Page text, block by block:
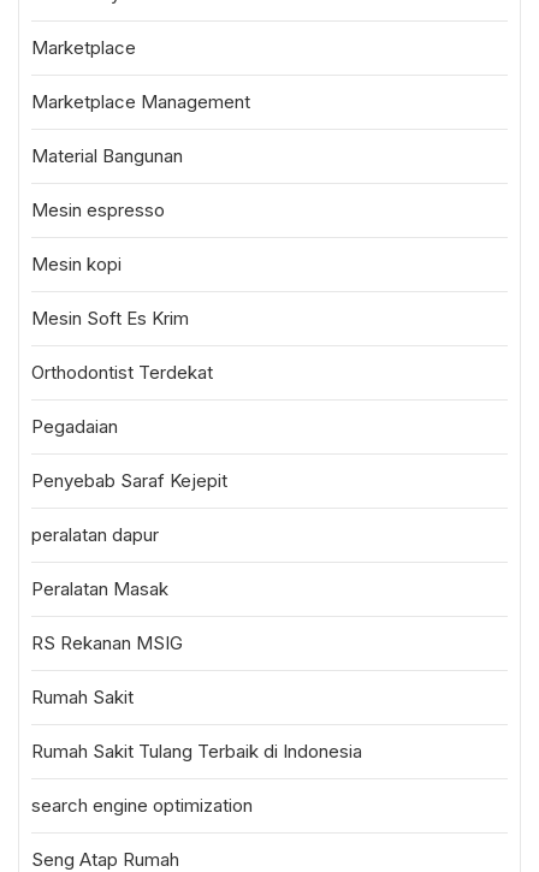
Marketplace
Marketplace Management
Material Bangunan
Mesin espresso
Mesin kopi
Mesin Soft Es Krim
Orthodontist Terdekat
Pegadaian
Penyebab Saraf Kejepit
peralatan dapur
Peralatan Masak
RS Rekanan MSIG
Rumah Sakit
Rumah Sakit Tulang Terbaik di Indonesia
search engine optimization
Seng Atap Rumah